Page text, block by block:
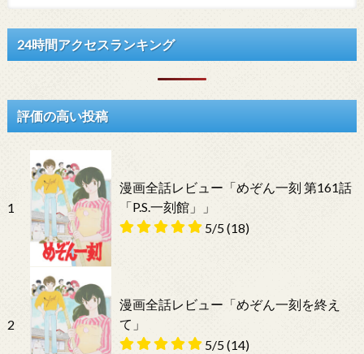
24時間アクセスランキング
評価の高い投稿
1
漫画全話レビュー「めぞん一刻 第161話
「P.S.一刻館」」
5/5(18)
2
漫画全話レビュー「めぞん一刻を終え
て」
5/5(14)